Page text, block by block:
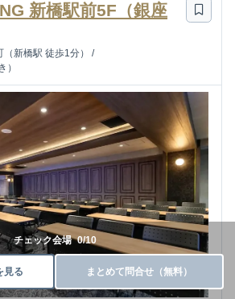
新橋駅前5F（銀座
新橋駅 徒歩1分）
/
）
チェック会場 0/10
見る まとめて問合せ（無料）